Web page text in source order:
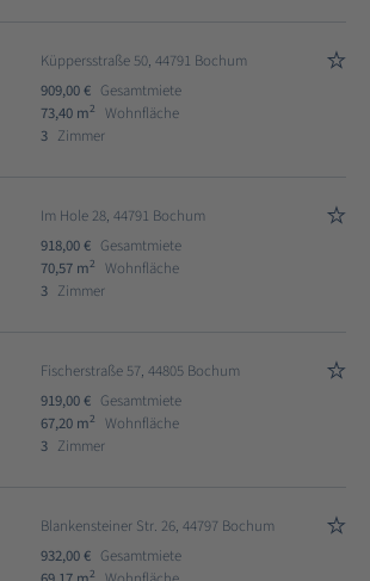
Küppersstraße 50, 44791 Bochum
909,00 € Gesamtmiete
73,40 m2
Wohnfläche
3 Zimmer
Im Hole 28, 44791 Bochum
918,00 € Gesamtmiete
70,57 m2
Wohnfläche
3 Zimmer
Fischerstraße 57, 44805 Bochum
919,00 € Gesamtmiete
67,20 m2
Wohnfläche
3 Zimmer
Blankensteiner Str. 26, 44797 Bochum
932,00 € Gesamtmiete
2